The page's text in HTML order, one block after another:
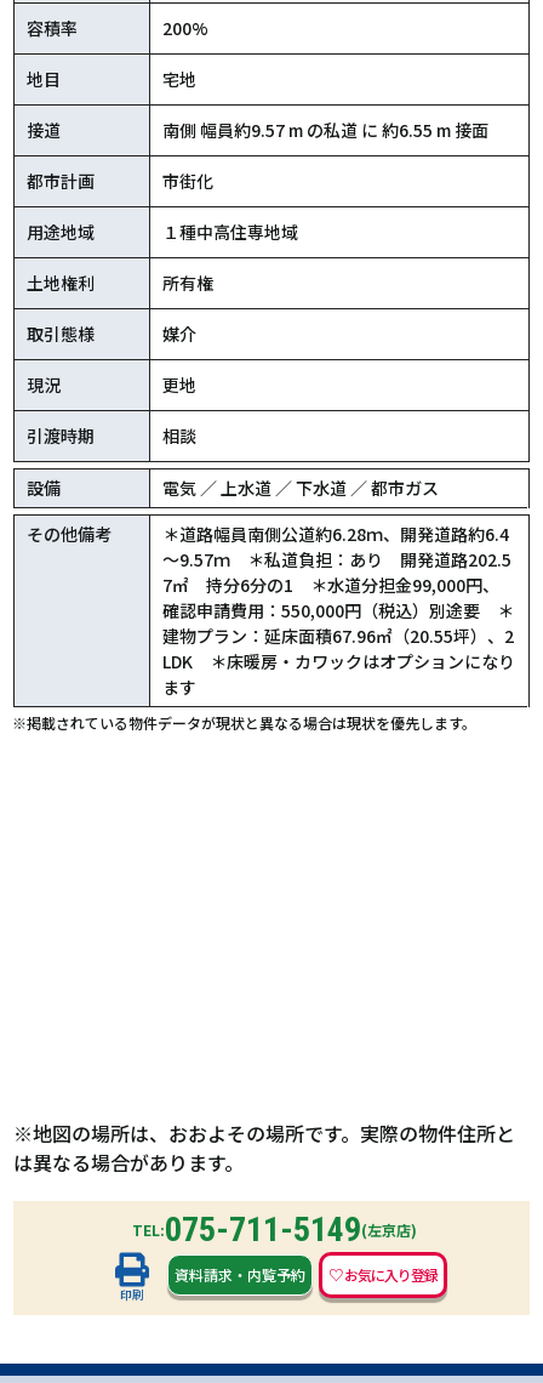
容積率 200%
地目 宅地
接道 南側 幅員約9.57 m の私道 に 約6.55 m 接面
都市計画 市街化
用途地域 １種中高住専地域
土地権利 所有権
取引態様 媒介
現況 更地
引渡時期 相談
設備
電気 ／ 上水道 ／ 下水道 ／ 都市ガス
その他備考
＊道路幅員南側公道約6.28ｍ、開発道路約6.4
～9.57ｍ ＊私道負担：あり 開発道路202.5
7㎡ 持分6分の1 ＊水道分担金99,000円、
確認申請費用：550,000円（税込）別途要 ＊
建物プラン：延床面積67.96㎡（20.55坪）、2
LDK ＊床暖房・カワックはオプションになり
ます
※掲載されている物件データが現状と異なる場合は現状を優先します。
※地図の場所は、おおよその場所です。実際の物件住所と
は異なる場合があります。
TEL:075-711-5149(左京店)
印刷
資料請求 ・ 内覧予約